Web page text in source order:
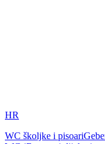
HR
WC školjke i pisoari